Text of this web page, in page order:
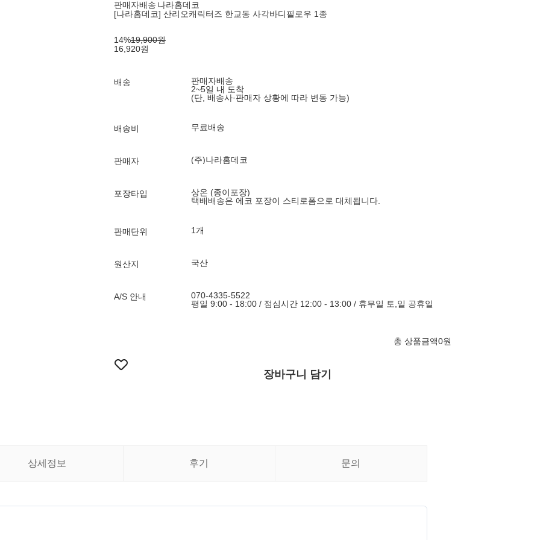
판매자배송 나라홈데코
[나라홈데코] 산리오캐릭터즈 한교동 사각바디필로우 1종
14%19,900원
16,920원
배송
판매자배송
2~5일 내 도착
(단, 배송사·판매자 상황에 따라 변동 가능)
배송비 무료배송
판매자 (주)나라홈데코
포장타입
상온 (종이포장)
택배배송은 에코 포장이 스티로폼으로 대체됩니다.
판매단위 1개
원산지 국산
A/S 안내
070-4335-5522
평일 9:00 - 18:00 / 점심시간 12:00 - 13:00 / 휴무일 토,일 공휴일
총 상품금액0원
장바구니 담기
상세정보 후기 문의